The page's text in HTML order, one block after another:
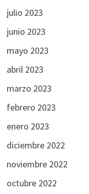
julio 2023
junio 2023
mayo 2023
abril 2023
marzo 2023
febrero 2023
enero 2023
diciembre 2022
noviembre 2022
octubre 2022